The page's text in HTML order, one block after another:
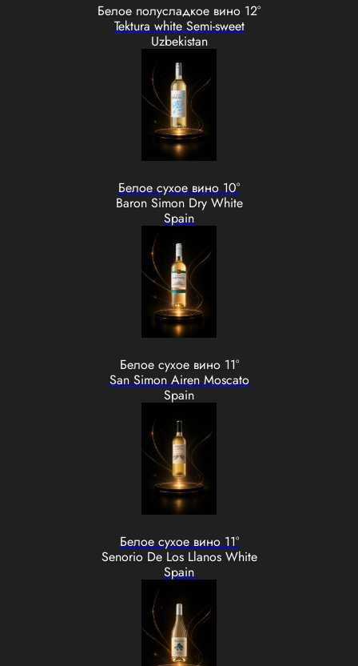
Белое полусладкое вино 12°
Tektura white Semi-sweet
Uzbekistan
Белое сухое вино 10°
Baron Simon Dry White
Spain
Белое сухое вино 11°
San Simon Airen Moscato
Spain
Белое сухое вино 11°
Senorio De Los Llanos White
Spain